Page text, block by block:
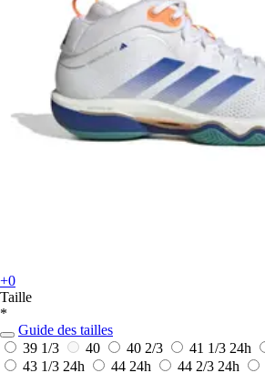
+0
Taille
*
Guide des tailles
39 1/3
40 40 2/3 41 1/3 24h
43 1/3 24h 44 24h 44 2/3 24h